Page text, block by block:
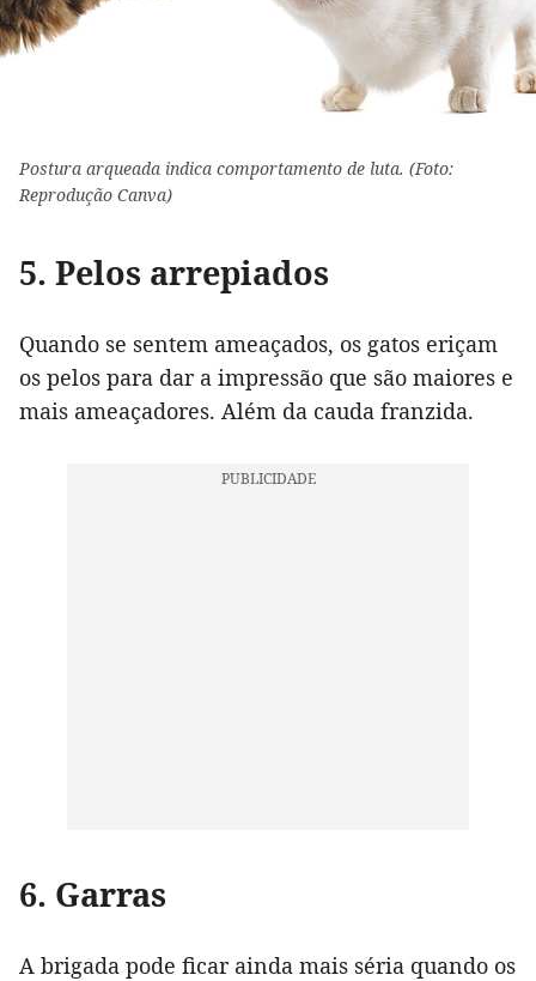
Postura arqueada indica comportamento de luta. (Foto:
Reprodução Canva)
5. Pelos arrepiados
Quando se sentem ameaçados, os gatos eriçam
os pelos para dar a impressão que são maiores e
mais ameaçadores. Além da cauda franzida.
6. Garras
A brigada pode ficar ainda mais séria quando os